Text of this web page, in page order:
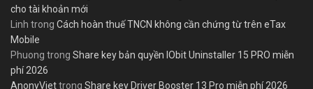
cho tài khoản mới
Linh trong Cách hoàn thuế TNCN không cần chứng từ trên eTax
Mobile
Phuong trong Share key bản quyền IObit Uninstaller 15 PRO miễn
phí 2026
AnonyViettrong Share key Driver Booster 13 Pro miễn phí 2026